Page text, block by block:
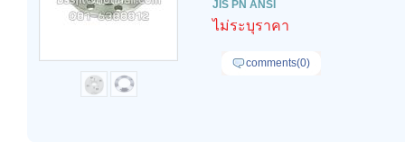
JIS PN ANSI
ไม่ระบุราคา
comments(0)